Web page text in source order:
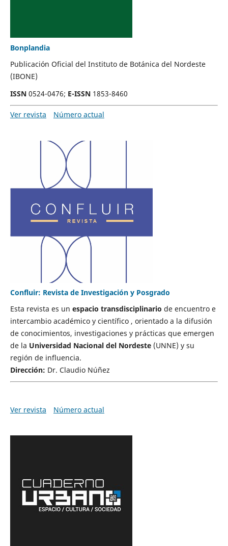
Bonplandia
Publicación Oficial del Instituto de Botánica del Nordeste
(IBONE)
ISSN0524-0476; E-ISSN1853-8460
Ver revista Número actual
Confluir: Revista de Investigación y Posgrado
Esta revista es un espacio transdisciplinario de encuentro e
intercambio académico y científico , orientado a la difusión
de conocimientos, investigaciones y prácticas que emergen
de la Universidad Nacional del Nordeste(UNNE) y su
región de influencia.
Dirección: Dr. Claudio Núñez
Ver revista Número actual